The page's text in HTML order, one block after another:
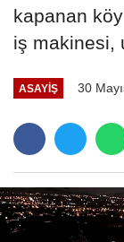
kapanan
iş makinesi,
ASAYIŞ 30